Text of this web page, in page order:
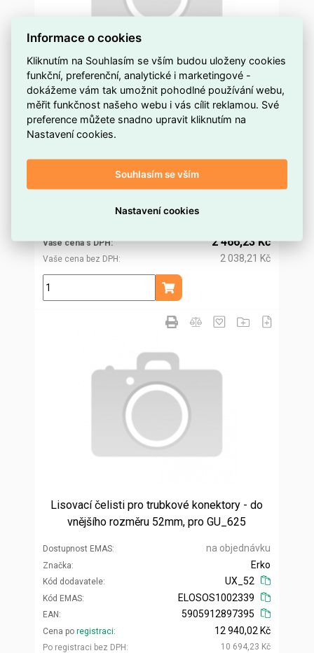
Lisovací čelisti č.7 pro HR_100-U a GU_120
ERKO USM_7
Dostupnost EMAS na objednávku
Kód dodavatele
USM_7
ELOSOS1002320
5905912892925
Vaše cena s DPH
Vaše cena bez DPH
2 466,23 Kč
2 038,21 Kč
ks
Přidat do košíku
Lisovací čelisti pro trubkové konektory - do
vnějšího rozměru 52mm, pro GU_625
Dostupnost EMAS na objednávku
Značka
Kód dodavatele
Erko
UX_52
Kód EMAS
EAN
ELOSOS1002339
5905912897395
Cena po registraci
Po registraci bez DPH
12 940,02 Kč
10 694,23 Kč
Informace o cookies
Kliknutím na Souhlasím se vším budou uloženy cookies
funkční, preferenční, analytické i marketingové -
dokážeme vám tak umožnit pohodlné používání webu,
měřit funkčnost našeho webu i vás cílit reklamou. Své
preference můžete snadno upravit kliknutím na
Nastavení cookies.
Souhlasím se vším
Nastavení cookies